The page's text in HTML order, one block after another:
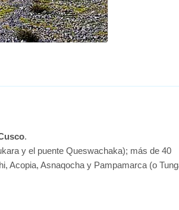
.
y el puente Queswachaka); más de 40
Acopia, Asnaqocha y Pampamarca (o